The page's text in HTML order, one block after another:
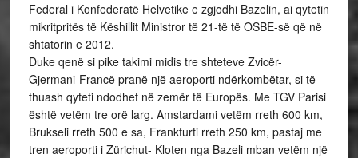
Federal i Konfederatë Helvetike e zgjodhi Bazelin, ai qytetin
mikritpritës të Këshillit Ministror të 21-të të OSBE-së që në
shtatorin e 2012.
Duke qenë si pike takimi midis tre shteteve Zvicër-
Gjermani-Francë pranë një aeroporti ndërkombëtar, si të
thuash qyteti ndodhet në zemër të Europës. Me TGV Parisi
është vetëm tre orë larg. Amstardami vetëm rreth 600 km,
Brukseli rreth 500 e sa, Frankfurti rreth 250 km, pastaj me
tren aeroporti i Zürichut- Kloten nga Bazeli mban vetëm një